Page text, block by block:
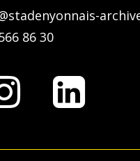
86 30